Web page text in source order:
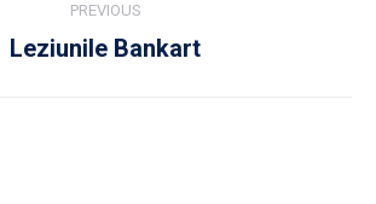
PREVIOUS
Previous
Leziunile Bankart